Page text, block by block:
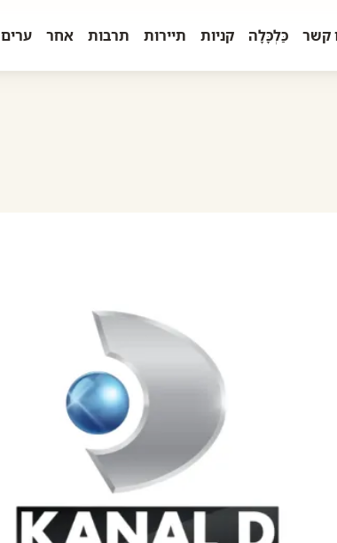
קשר כַּלְכָּלָה קניות תיירות תרבות אחר ערים